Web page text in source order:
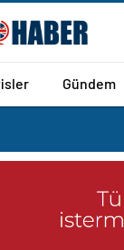
Gündem